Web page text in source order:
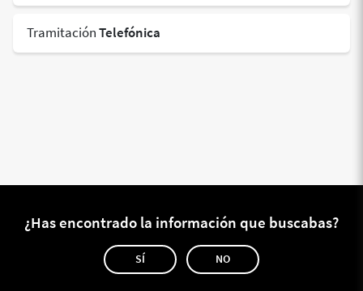
TramitaciónTelefónica
¿Has encontrado la información que buscabas?
SÍ NO